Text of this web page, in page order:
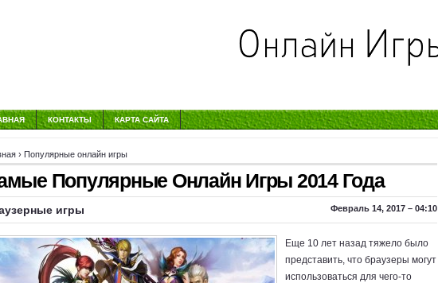
КОНТАКТЫ КАРТА САЙТА
› Популярные онлайн игры
Популярные Онлайн Игры 2014 Года
игры Февраль 14, 2017 – 04:10
Еще 10 лет назад тяжело было
представить, что браузеры могут
использоваться для чего-то